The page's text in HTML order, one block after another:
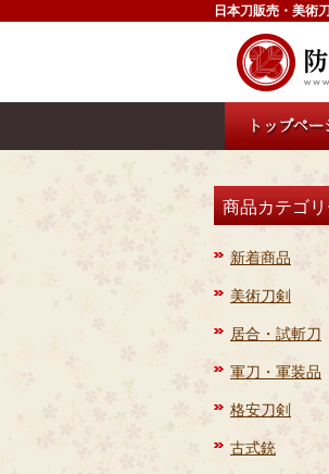
日本刀販売・美術
商品カテゴリ
新着商品
美術刀剣
居合・試斬刀
軍刀・軍装品
格安刀剣
古式銃